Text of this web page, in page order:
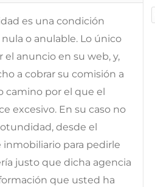
es una condición
o anulable. Lo único
anuncio en su web, y,
a cobrar su comisión a
camino por el que el
excesivo. En su caso no
desde el
para pedirle
justo que dicha agencia
que usted ha